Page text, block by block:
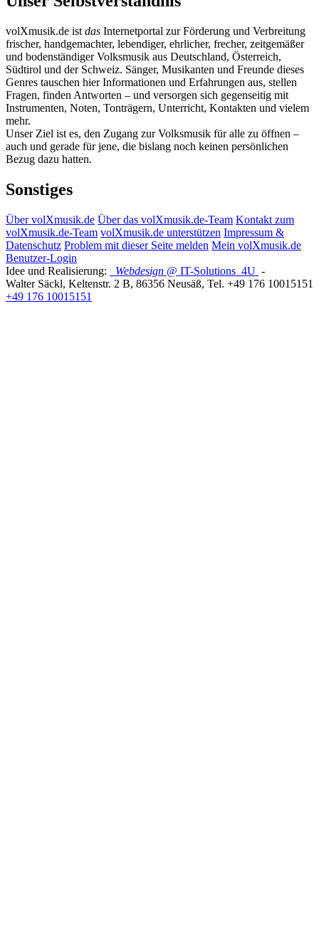
volXmusik.de ist das Internetportal zur Förderung und Verbreitung
frischer, handgemachter, lebendiger, ehrlicher, frecher, zeitgemäßer
und bodenständiger Volksmusik aus Deutschland, Österreich,
Südtirol und der Schweiz. Sänger, Musikanten und Freunde dieses
Genres tauschen hier Informationen und Erfahrungen aus, stellen
Fragen, finden Antworten – und versorgen sich gegenseitig mit
Instrumenten, Noten, Tonträgern, Unterricht, Kontakten und vielem
mehr.
Unser Ziel ist es, den Zugang zur Volksmusik für alle zu öffnen –
auch und gerade für jene, die bislang noch keinen persönlichen
Bezug dazu hatten.
Sonstiges
Über volXmusik.de Über das volXmusik.de-Team Kontakt zum
volXmusik.de-Team volXmusik.de unterstützen Impressum &
Datenschutz Problem mit dieser Seite melden Mein volXmusik.de
Benutzer-Login
Idee und Realisierung:
Webdesign @ IT-Solutions 4U -
Walter Säckl, Keltenstr. 2 B, 86356 Neusäß, Tel. +49 176 10015151
+49 176 10015151